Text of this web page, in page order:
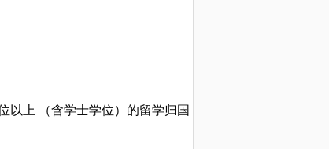
以上 （含学士学位）的留学归国